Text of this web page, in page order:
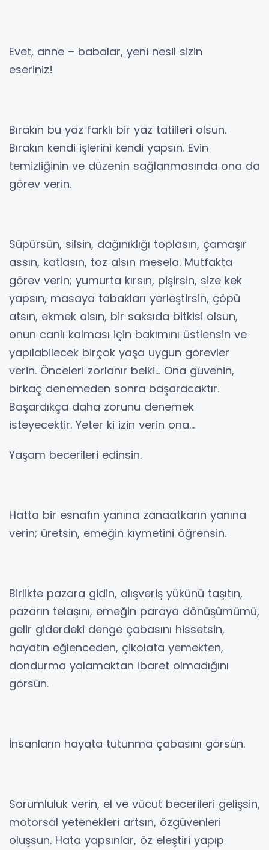
Evet, anne – babalar, yeni nesil sizin
eseriniz!
Bırakın bu yaz farklı bir yaz tatilleri olsun.
Bırakın kendi işlerini kendi yapsın. Evin
temizliğinin ve düzenin sağlanmasında ona da
görev verin.
Süpürsün, silsin, dağınıklığı toplasın, çamaşır
assın, katlasın, toz alsın mesela. Mutfakta
görev verin; yumurta kırsın, pişirsin, size kek
yapsın, masaya tabakları yerleştirsin, çöpü
atsın, ekmek alsın, bir saksıda bitkisi olsun,
onun canlı kalması için bakımını üstlensin ve
yapılabilecek birçok yaşa uygun görevler
verin. Önceleri zorlanır belki… Ona güvenin,
birkaç denemeden sonra başaracaktır.
Başardıkça daha zorunu denemek
isteyecektir. Yeter ki izin verin ona…
Yaşam becerileri edinsin.
Hatta bir esnafın yanına zanaatkarın yanına
verin; üretsin, emeğin kıymetini öğrensin.
Birlikte pazara gidin, alışveriş yükünü taşıtın,
pazarın telaşını, emeğin paraya dönüşümümü,
gelir giderdeki denge çabasını hissetsin,
hayatın eğlenceden, çikolata yemekten,
dondurma yalamaktan ibaret olmadığını
görsün.
İnsanların hayata tutunma çabasını görsün.
Sorumluluk verin, el ve vücut becerileri gelişsin,
motorsal yetenekleri artsın, özgüvenleri
oluşsun. Hata yapsınlar, öz eleştiri yapıp